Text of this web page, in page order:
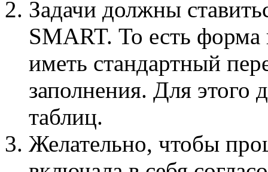
Задачи должны
SMART. То есть форма
иметь стандартный
заполнения. Для этого
таблиц.
Желательно, чтобы